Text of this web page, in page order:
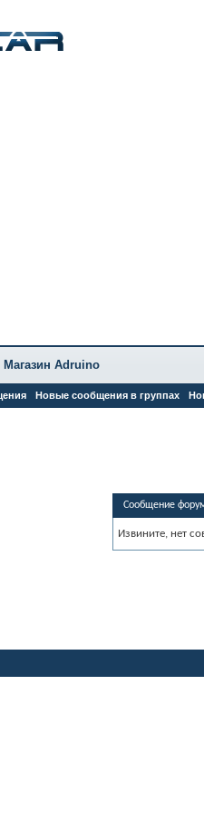
Новые сообщения в группах
Магазин Adruino
Сообщение
Извините, нет